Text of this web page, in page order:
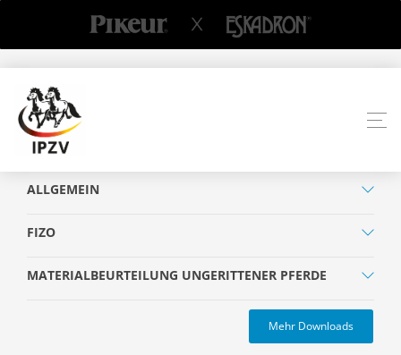
ALLGEMEIN
FIZO
MATERIALBEURTEILUNG UNGERITTENER PFERDE
Mehr Downloads